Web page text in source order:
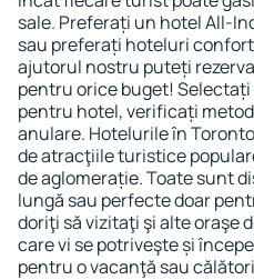
sale. Preferați un hotel All-
sau preferați hoteluri
ajutorul nostru puteți
pentru orice buget!
pentru hotel, verificați
anulare. Hotelurile în
de atracţiile turistice
de aglomerație. Toate sunt
lungă sau perfecte doar
doriţi să vizitaţi şi alte oraşe
care vi se potriveşte și
pentru o vacanţă sau